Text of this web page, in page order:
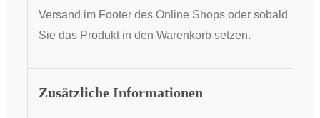
Versand im Footer des Online Shops oder sobald
Sie das Produkt in den Warenkorb setzen.
Zusätzliche Informationen